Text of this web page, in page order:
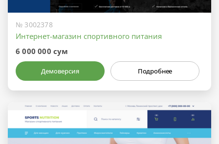
№ 3002378
Интернет-магазин спортивного питания
6 000 000 сум
Демоверсия Подробнее